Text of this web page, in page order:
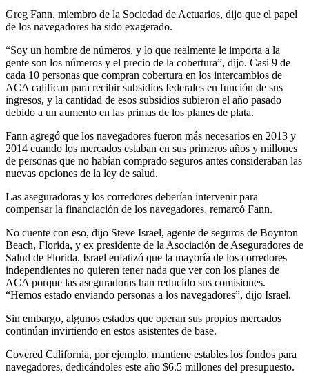
Greg Fann, miembro de la Sociedad de Actuarios, dijo que el papel
de los navegadores ha sido exagerado.
“Soy un hombre de números, y lo que realmente le importa a la
gente son los números y el precio de la cobertura”, dijo. Casi 9 de
cada 10 personas que compran cobertura en los intercambios de
ACA califican para recibir subsidios federales en función de sus
ingresos, y la cantidad de esos subsidios subieron el año pasado
debido a un aumento en las primas de los planes de plata.
Fann agregó que los navegadores fueron más necesarios en 2013 y
2014 cuando los mercados estaban en sus primeros años y millones
de personas que no habían comprado seguros antes consideraban las
nuevas opciones de la ley de salud.
Las aseguradoras y los corredores deberían intervenir para
compensar la financiación de los navegadores, remarcó Fann.
No cuente con eso, dijo Steve Israel, agente de seguros de Boynton
Beach, Florida, y ex presidente de la Asociación de Aseguradores de
Salud de Florida. Israel enfatizó que la mayoría de los corredores
independientes no quieren tener nada que ver con los planes de
ACA porque las aseguradoras han reducido sus comisiones.
“Hemos estado enviando personas a los navegadores”, dijo Israel.
Sin embargo, algunos estados que operan sus propios mercados
continúan invirtiendo en estos asistentes de base.
Covered California, por ejemplo, mantiene estables los fondos para
navegadores, dedicándoles este año $6.5 millones del presupuesto.